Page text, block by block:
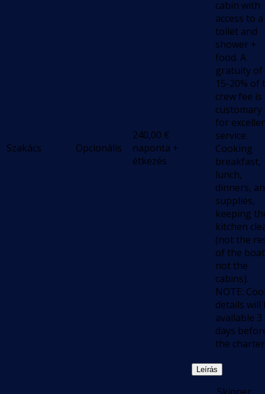
Szakács Opcionális
240,00 €
naponta +
étkezés
cabin with
access to a
toilet and
shower +
food. A
gratuity of
15-20% of
crew fee is
customary
for
service.
Cooking
breakfast,
lunch,
dinners,
supplies,
keeping
kitchen
(not the
of the
not the
cabins).
NOTE:
details will
available 3
days
the
Leírás